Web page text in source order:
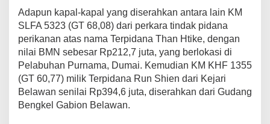
Adapun kapal-kapal yang diserahkan antara lain KM
SLFA 5323 (GT 68,08) dari perkara tindak pidana
perikanan atas nama Terpidana Than Htike, dengan
nilai BMN sebesar Rp212,7 juta, yang berlokasi di
Pelabuhan Purnama, Dumai. Kemudian KM KHF 1355
(GT 60,77) milik Terpidana Run Shien dari Kejari
Belawan senilai Rp394,6 juta, diserahkan dari Gudang
Bengkel Gabion Belawan.